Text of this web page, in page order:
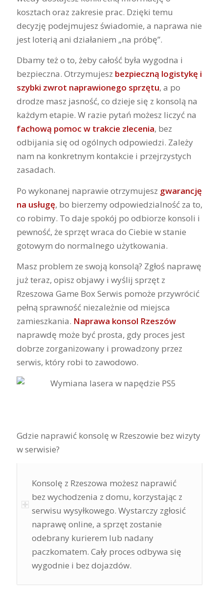
kosztach oraz zakresie prac. Dzięki temu
decyzję podejmujesz świadomie, a naprawa nie
jest loterią ani działaniem „na próbę”.
Dbamy też o to, żeby całość była wygodna i
bezpieczna. Otrzymujesz bezpieczną logistykę i
szybki zwrot naprawionego sprzętu, a po
drodze masz jasność, co dzieje się z konsolą na
każdym etapie. W razie pytań możesz liczyć na
fachową pomoc w trakcie zlecenia, bez
odbijania się od ogólnych odpowiedzi. Zależy
nam na konkretnym kontakcie i przejrzystych
zasadach.
Po wykonanej naprawie otrzymujesz gwarancję
na usługę, bo bierzemy odpowiedzialność za to,
co robimy. To daje spokój po odbiorze konsoli i
pewność, że sprzęt wraca do Ciebie w stanie
gotowym do normalnego użytkowania.
Masz problem ze swoją konsolą? Zgłoś naprawę
już teraz, opisz objawy i wyślij sprzęt z
Rzeszowa Game Box Serwis pomoże przywrócić
pełną sprawność niezależnie od miejsca
zamieszkania. Naprawa konsol Rzeszów
naprawdę może być prosta, gdy proces jest
dobrze zorganizowany i prowadzony przez
serwis, który robi to zawodowo.
Gdzie naprawić konsolę w Rzeszowie bez wizyty
w serwisie?
Konsolę z Rzeszowa możesz naprawić
bez wychodzenia z domu, korzystając z
serwisu wysyłkowego. Wystarczy zgłosić
naprawę online, a sprzęt zostanie
odebrany kurierem lub nadany
paczkomatem. Cały proces odbywa się
wygodnie i bez dojazdów.